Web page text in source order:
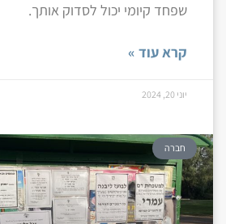
שפחד קיומי יכול לסדוק אותך.
קרא עוד »
יוני 20, 2024
חברה